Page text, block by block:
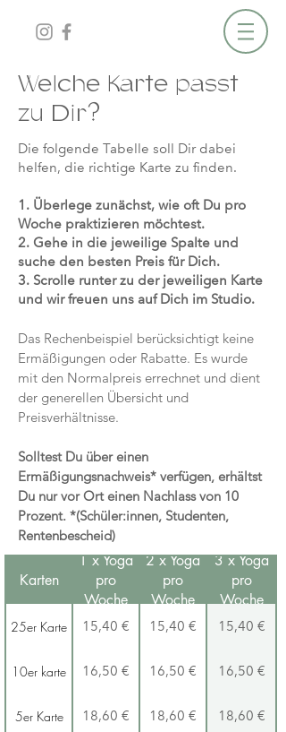
Welche Karte passt
zu Dir?
Die folgende Tabelle soll Dir dabei
helfen, die richtige Karte zu finden.
1. Überlege zunächst, wie oft Du pro
Woche praktizieren möchtest.
2. Gehe in die jeweilige Spalte und
suche den besten Preis für Dich.
3. Scrolle runter zu der jeweiligen Karte
und wir freuen uns auf Dich im Studio.
Das Rechenbeispiel berücksichtigt keine
Ermäßigungen oder Rabatte. Es wurde
mit den Normalpreis errechnet und dient
der generellen Übersicht und
Preisverhältnisse.
Solltest Du über einen
Ermäßigungsnachweis* verfügen, erhältst
Du nur vor Ort einen Nachlass von 10
Prozent. *(Schüler:innen, Studenten,
Rentenbescheid)
Karten
1 x Yoga
pro
Woche
2 x Yoga
pro
Woche
3 x Yoga
pro
Woche
25er Karte 15,40 € 15,40 € 15,40 €
10er karte 16,50 € 16,50 € 16,50 €
5er Karte 18,60 € 18,60 € 18,60 €